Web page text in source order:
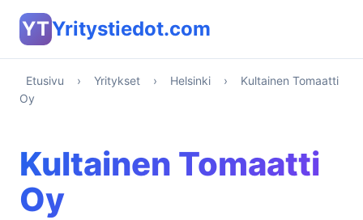
YTYritystiedot.com
Etusivu › Yritykset › Helsinki ›
Kultainen Tomaatti
Oy
Kultainen Tomaatti
Oy